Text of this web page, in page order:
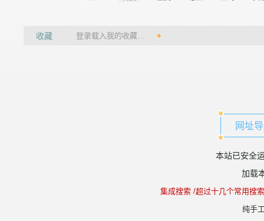
收藏 登录载入我的收藏… +
网址
本站已安全
加载
集成搜索 /超过十几个常用搜
纯手